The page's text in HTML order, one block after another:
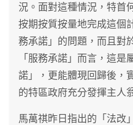
況。面對這種情況，特首
按期按質按量地完成這個
務承諾」的問題，而且對
「服務承諾」而言，這
諾」，更能體現回歸後，
的特區政府充分發揮主人
馬萬祺昨日指出的「法改